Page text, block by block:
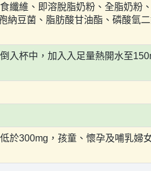
纖維、即溶脫脂奶粉、全脂奶粉
納豆菌、脂肪酸甘油酯、磷酸氫
入杯中，加入入足量熱開水至
於300mg，孩童、懷孕及哺乳婦